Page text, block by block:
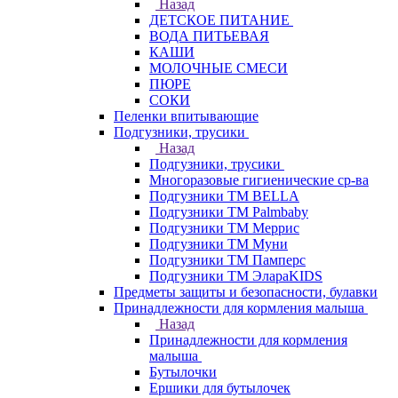
Назад
ДЕТСКОЕ ПИТАНИЕ
ВОДА ПИТЬЕВАЯ
КАШИ
МОЛОЧНЫЕ СМЕСИ
ПЮРЕ
СОКИ
Пеленки впитывающие
Подгузники, трусики
Назад
Подгузники, трусики
Многоразовые гигиенические ср-ва
Подгузники ТМ BELLA
Подгузники ТМ Palmbaby
Подгузники ТМ Меррис
Подгузники ТМ Муни
Подгузники ТМ Памперс
Подгузники ТМ ЭлараKIDS
Предметы защиты и безопасности, булавки
Принадлежности для кормления малыша
Назад
Принадлежности для кормления
малыша
Бутылочки
Ершики для бутылочек